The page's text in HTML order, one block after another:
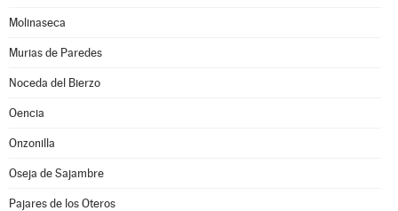
Molinaseca
Murias de Paredes
Noceda del Bierzo
Oencia
Onzonilla
Oseja de Sajambre
Pajares de los Oteros